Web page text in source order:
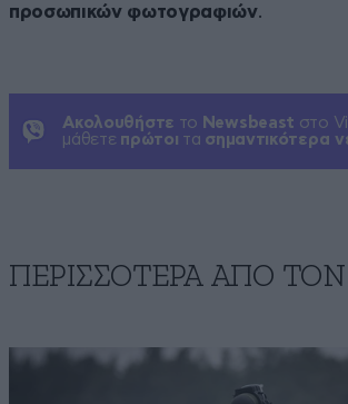
προσωπικών φωτογραφιών.
Ακολουθήστε το Newsbeast στο
μάθετε πρώτοι τα σημαντικότερα
ΠΕΡΙΣΣΟΤΕΡΑ ΑΠΟ